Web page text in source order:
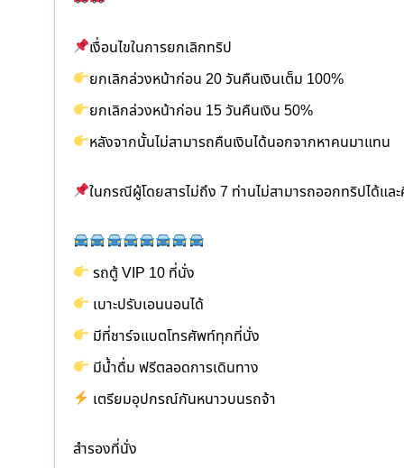
เงื่อนไขในการยกเลิกทริป
ยกเลิกล่วงหน้าก่อน 20 วันคืนเงินเต็ม 100%
ยกเลิกล่วงหน้าก่อน 15 วันคืนเงิน 50%
หลังจากนั้นไม่สามารถคืนเงินได้นอกจากหาคนมาแทน
ในกรณีผู้โดยสารไม่ถึง 7 ท่านไม่สามารถออกทริปได้แล
รถตู้ VIP 10 ที่นั่ง
เบาะปรับเอนนอนได้
มีที่ชาร์จแบตโทรศัพท์ทุกที่นั่ง
มีน้ำดื่ม ฟรีตลอดการเดินทาง
เตรียมอุปกรณ์กันหนาวบนรถจ้า
สำรองที่นั่ง